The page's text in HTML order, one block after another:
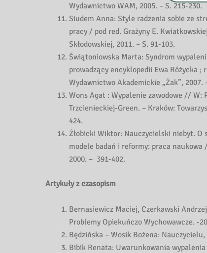
Wydawnictwo WAM, 2005. – S. 215-230.
Siudem Anna: Style radzenia sobie ze
pracy / pod red. Grażyny E.
Skłodowskiej, 2011. – S. 91-103.
Świątoniowska Marta: Syndrom
prowadzący encyklopedii Ewa Różycka
Wydawnictwo Akademickie „Żak”, 2007.
Wons Agat : Wypalenie zawodowe //
Trzcienieckiej-Green. – Kraków:
424.
Żłobicki Wiktor: Nauczycielski niebyt.
modele badań i reformy: praca naukowa
2000. – 391-402.
Artykuły z czasopism
Bernasiewicz Maciej, Czerkawski
Problemy Opiekuńczo Wychowawcze. -
Będzińska – Wosik Bożena:
Bibik Renata: Uwarunkowania